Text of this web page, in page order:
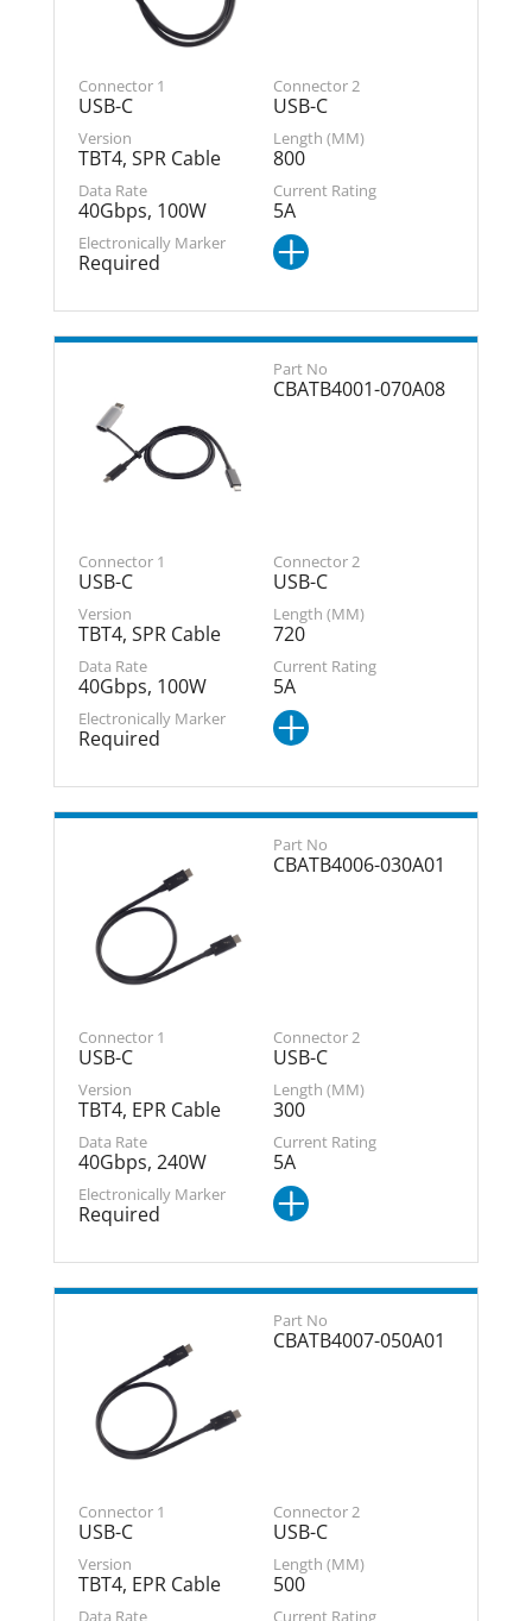
USB-C
USB-C
TBT4, SPR Cable
800
40Gbps, 100W
5A
Required
CBATB4001-070A08
USB-C
USB-C
TBT4, SPR Cable
720
40Gbps, 100W
5A
Required
CBATB4006-030A01
USB-C
USB-C
TBT4, EPR Cable
300
40Gbps, 240W
5A
Required
CBATB4007-050A01
USB-C
USB-C
TBT4, EPR Cable
500